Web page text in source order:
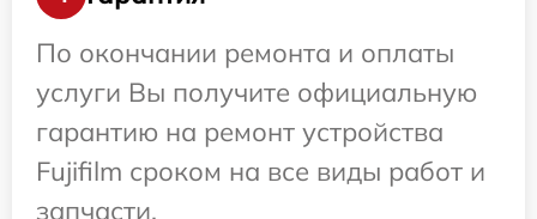
По окончании ремонта и оплаты
услуги Вы получите официальную
гарантию на ремонт устройства
Fujifilm сроком на все виды работ и
запчасти.